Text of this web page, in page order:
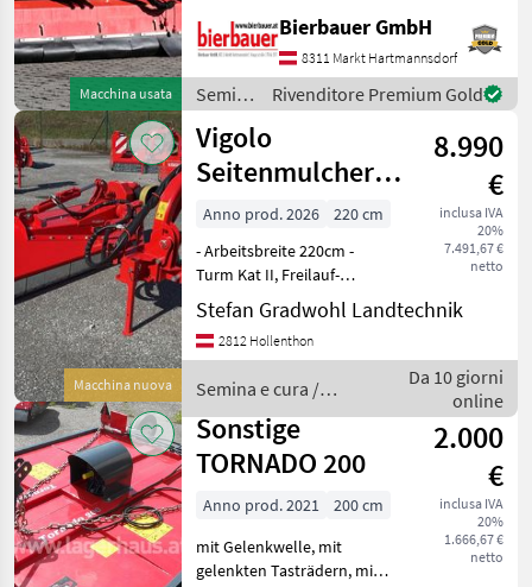
Macchina usata
Zustand und kann nach
telefonischer Vereinbarung
gerne vor Ort besichtigt
und geprüft we
Bierbauer GmbH
8311 Markt Hartmannsdorf
Semina
e cura /
Maschio
Rivenditore Premium Gold
Macchina nuova
Vigolo
Seitenmulcher
SGE2
8.990
€
inclusa IVA
20%
7.491,67 €
netto
Anno prod. 2026
220 cm
- Arbeitsbreite 220cm -
Turm Kat II, Freilauf-
Getriebe 540 U/min
außenliegend - Frontschutz
mit Klappen - Rotor mit 20
doppeltw. Zylin
Stefan Gradwohl Landtechnik
2812 Hollenthon
Semina e cura /
Vigolo
Da 10 giorni
online
Sonstige
TORNADO 200
2.000
€
inclusa IVA
20%
1.666,67 €
netto
Anno prod. 2021
200 cm
mit Gelenkwelle, mit
gelenkten Tasträdern, mit